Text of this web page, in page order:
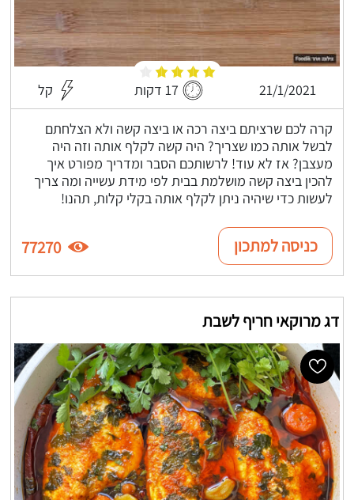
21/1/2021 17 דקות קל
קרה לכם שרציתם ביצה רכה או ביצה קשה ולא הצלחתם
לבשל אותה כמו שצריך? היה קשה לקלף אותה וזה היה
מעצבן? אז לא עוד! לרשותכם הסבר ומדריך מפורט איך
להכין ביצה קשה מושלמת בבית לפי מידת עשייה ומה צריך
לעשות כדי שיהיה ניתן לקלף אותה בקלי קלות, תהנו!
כניסה למתכון 77270
דג מרוקאי חריף לשבת